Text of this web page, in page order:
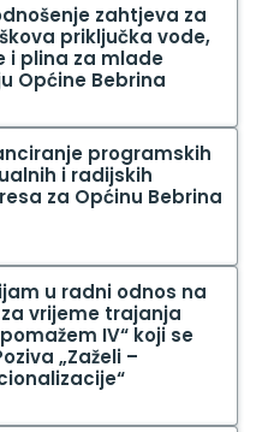
zahtjeva za
priključka vode,
i plina za mlade
Općine Bebrina
programskih
i radijskih
za Općinu Bebrina
u radni odnos na
vrijeme trajanja
IV“ koji se
„Zaželi –